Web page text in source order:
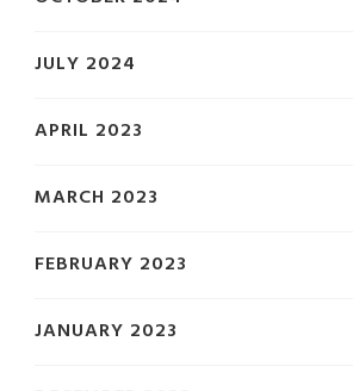
JULY 2024
APRIL 2023
MARCH 2023
FEBRUARY 2023
JANUARY 2023